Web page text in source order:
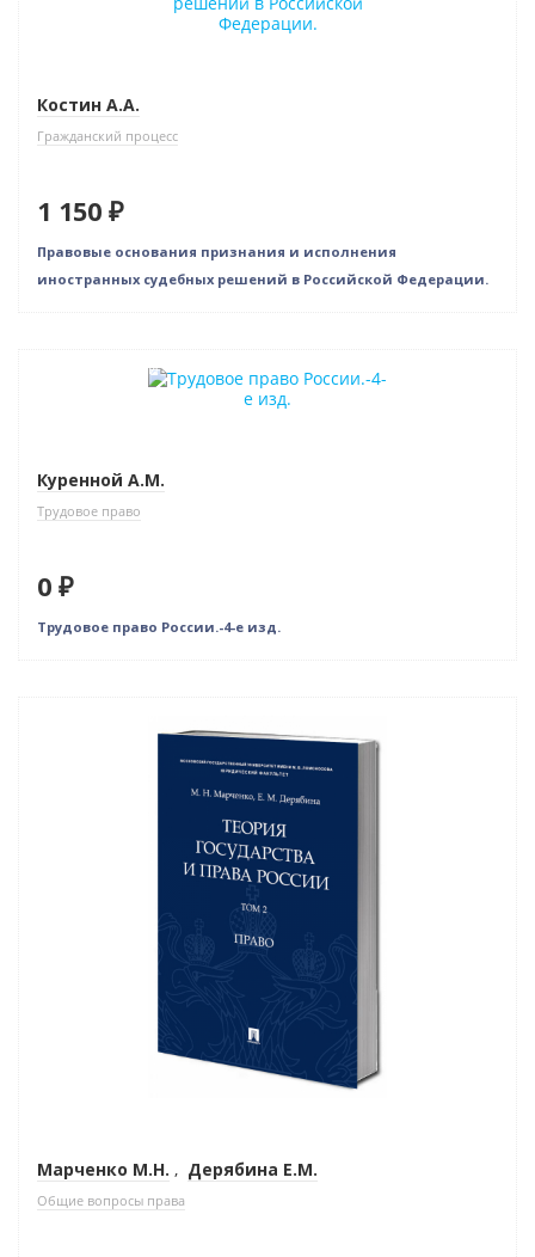
Костин А.А.
Гражданский процесс
1 150 ₽
Правовые основания признания и исполнения
иностранных судебных решений в Российской Федерации.
Нет в наличии
Куренной А.М.
Трудовое право
0 ₽
Трудовое право России.-4-е изд.
Марченко М.Н. , Дерябина Е.М.
Общие вопросы права